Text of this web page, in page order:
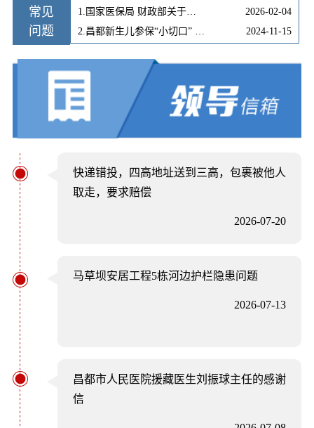
常见
问题
1.国家医保局 财政部关于做好职工基本医疗保险个人账户跨省共济工作的通知》政策解读
2026-02-04
2.昌都新生儿参保“小切口” 推动解决人口高质量发展“大问题”
2024-11-15
快递错投，四高地址送到三高，包裹被他人
取走，要求赔偿
2026-07-20
马草坝安居工程5栋河边护栏隐患问题
2026-07-13
昌都市人民医院援藏医生刘振球主任的感谢
信